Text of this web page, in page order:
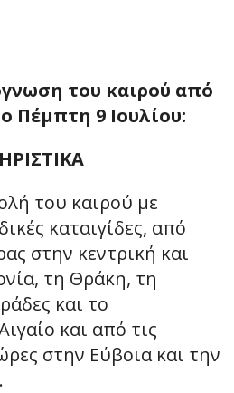
του καιρού από
Πέμπτη 9 Ιουλίου:
του καιρού με
καταιγίδες, από
στην κεντρική και
τη Θράκη, τη
και το
και από τις
στην Εύβοια και την